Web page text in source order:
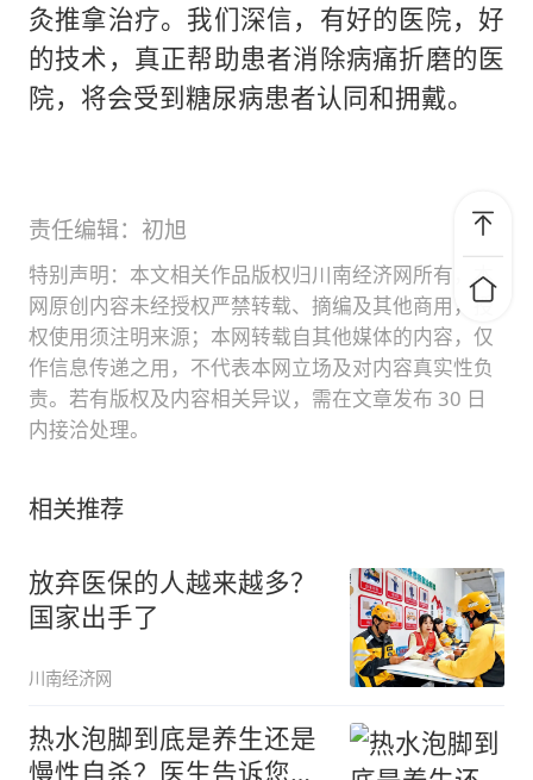
灸推拿治疗。我们深信，有好的医院，好
的技术，真正帮助患者消除病痛折磨的医
院，将会受到糖尿病患者认同和拥戴。
责任编辑：初旭
特别声明：本文相关作品版权归川南经济网所有，本
网原创内容未经授权严禁转载、摘编及其他商用，授
权使用须注明来源；本网转载自其他媒体的内容，仅
作信息传递之用，不代表本网立场及对内容真实性负
责。若有版权及内容相关异议，需在文章发布 30 日
内接洽处理。
相关推荐
放弃医保的人越来越多？
国家出手了
川南经济网
热水泡脚到底是养生还是
慢性自杀？医生告诉您实